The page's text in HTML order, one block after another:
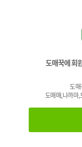
도매꾹에 회
도
도매매,나까마